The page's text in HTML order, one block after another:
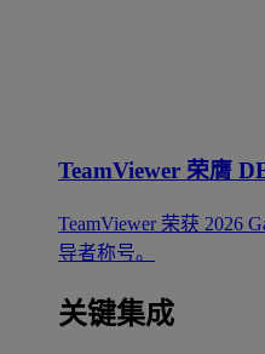
TeamViewer 荣膺
TeamViewer 荣获 2026
导者称号。
关键集成